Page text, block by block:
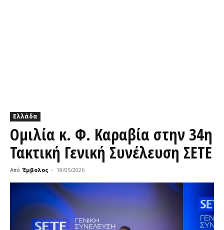
Ελλάδα
Ομιλία κ. Φ. Καραβία στην 34η
Τακτική Γενική Συνέλευση ΣΕΤΕ
Από Έμβολος - 18/05/2026